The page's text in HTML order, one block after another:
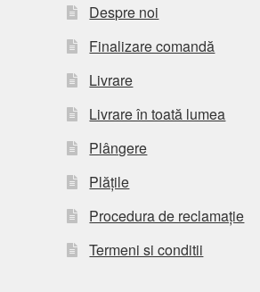
Despre noi
Finalizare comandă
Livrare
Livrare în toată lumea
Plângere
Plățile
Procedura de reclamație
Termeni si conditii